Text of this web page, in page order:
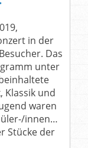
in der
Das
unter
Klassik und
waren
innen…
Stücke der